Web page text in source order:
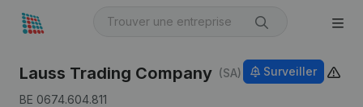
Lauss Trading Company (SA)
BE 0674.604.811
Surveiller